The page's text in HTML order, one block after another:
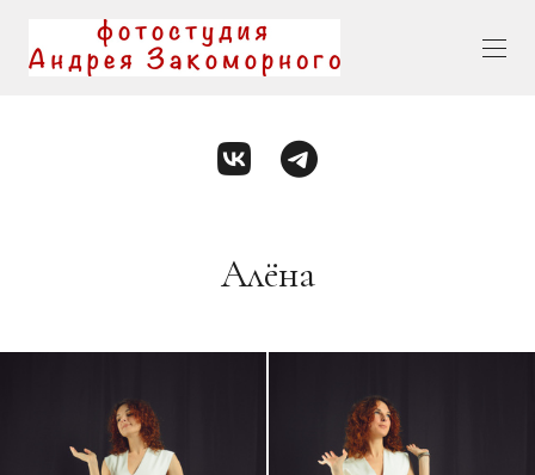
Алёна